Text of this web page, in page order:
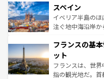
ろん、トスカーナ
景など、自然景
ピザやパスタな
ませてくれるイタ
なお、新着のイタ
しい。
スペイン
イベリア半島の
注ぐ地中海沿岸
文化が根付くこの
れる闘牛、そして
る。首都マドリ
アートに溢れた
フランスの基
ット
フランスは、世
指の観光地だ。